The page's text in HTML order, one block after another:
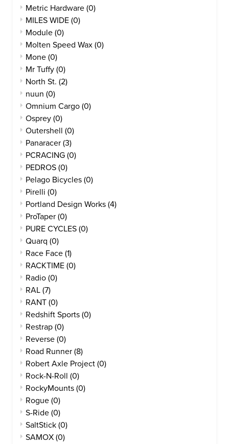
Metric Hardware (0)
MILES WIDE (0)
Module (0)
Molten Speed Wax (0)
Mone (0)
Mr Tuffy (0)
North St. (2)
nuun (0)
Omnium Cargo (0)
Osprey (0)
Outershell (0)
Panaracer (3)
PCRACING (0)
PEDROS (0)
Pelago Bicycles (0)
Pirelli (0)
Portland Design Works (4)
ProTaper (0)
PURE CYCLES (0)
Quarq (0)
Race Face (1)
RACKTIME (0)
Radio (0)
RAL (7)
RANT (0)
Redshift Sports (0)
Restrap (0)
Reverse (0)
Road Runner (8)
Robert Axle Project (0)
Rock-N-Roll (0)
RockyMounts (0)
Rogue (0)
S-Ride (0)
SaltStick (0)
SAMOX (0)